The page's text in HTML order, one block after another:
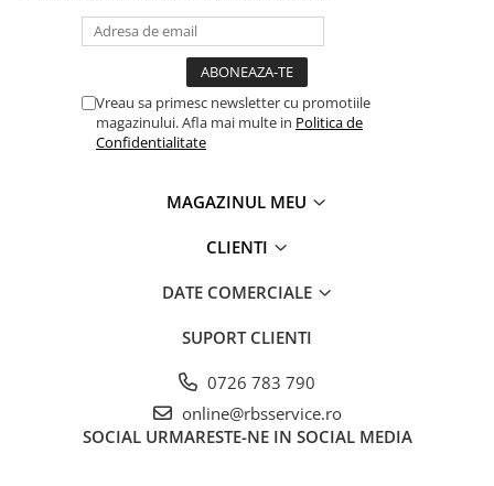
Vreau sa primesc newsletter cu promotiile
magazinului. Afla mai multe in Politica de
Confidentialitate
MAGAZINUL MEU
CLIENTI
DATE COMERCIALE
SUPORT CLIENTI
0726 783 790
online@rbsservice.ro
SOCIAL URMARESTE-NE IN SOCIAL MEDIA